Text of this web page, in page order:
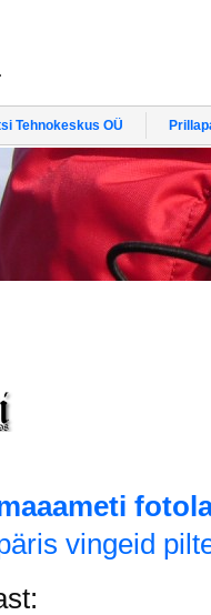
Tehnokeskus OÜ
vingeid